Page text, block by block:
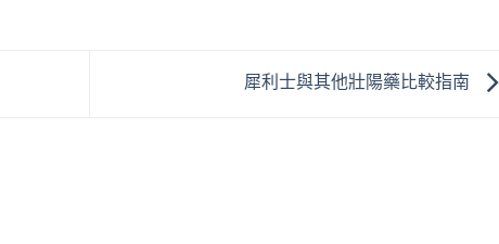
犀利士與其他壯陽藥比較指南